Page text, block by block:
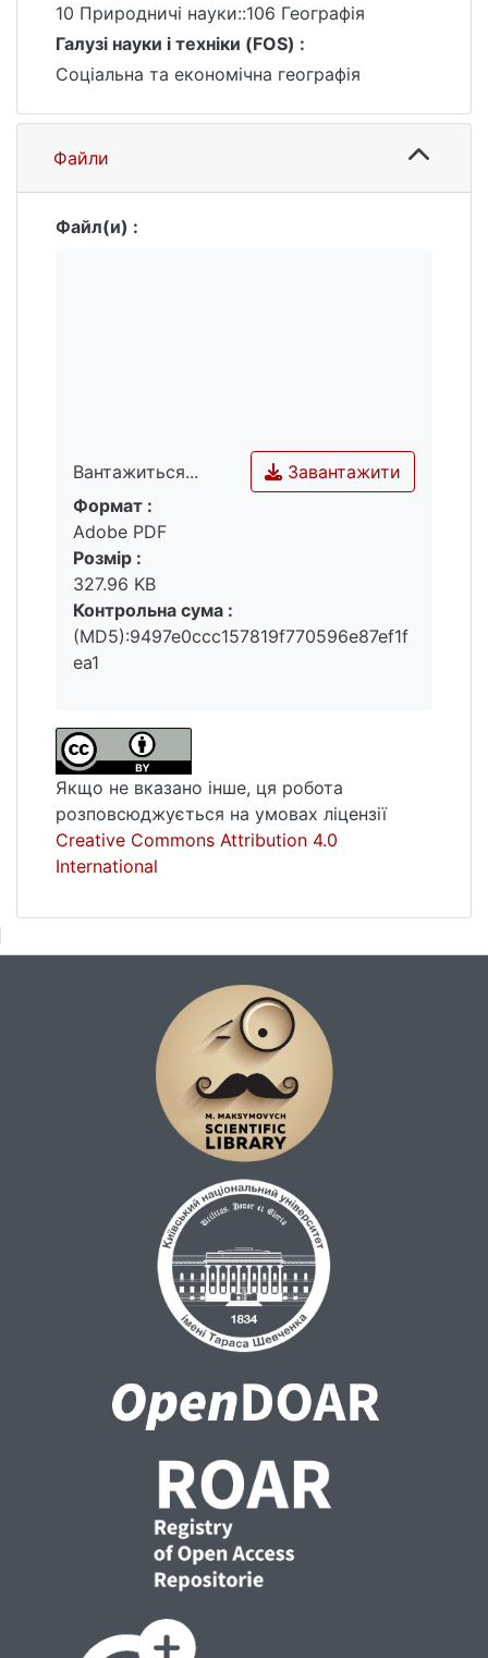
10 Природничі науки::106 Географія
Галузі науки і техніки (FOS) :
Соціальна та економічна географія
Файли
Файл(и) :
Вантажиться...
Вантажиться...
Завантажити
Формат :
Adobe PDF
Розмір :
327.96 KB
Контрольна сума :
(MD5):9497e0ccc157819f770596e87ef1f
ea1
Якщо не вказано інше, ця робота
розповсюджується на умовах ліцензії
Creative Commons Attribution 4.0
International